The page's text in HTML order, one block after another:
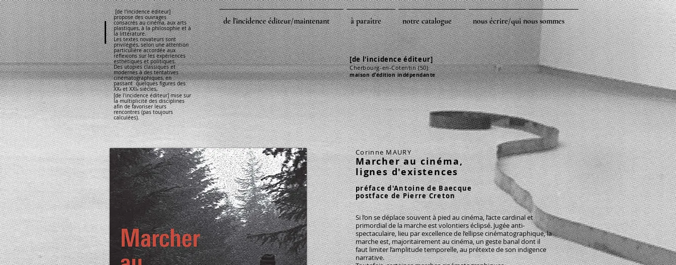
[de l'incidence éditeur]
propose des ouvrages
consacrés au cinéma, aux arts
plastiques, à la philosophie et à
la littérature.
Les textes novateurs sont
privilégiés, selon une attention
particulière accordée aux
réflexions sur les expériences
esthétiques et politiques.
Des utopies classiques et
modernes à des tentatives
cinématographiques, en
passant quelques figures des
XXeet XXIesiècles,
[de l'incidence éditeur] mise sur
la multiplicité des disciplines
afin de favoriser leurs
rencontres (pas toujours
calculées).
de l'incidence éditeur/maintenant à paraître notre catalogue nous écrire/qui nous sommes
[de l'incidence éditeur]
Cherbourg-en-Cotentin(50)
maison d'édition indépendante
Corinne MAURY
Marcher au cinéma,
lignes d'existences
préface d'Antoine de Baecque
postface de Pierre Creton
Si l’on se déplace souvent à pied au cinéma, l’acte cardinal et
primordial de la marche est volontiers éclipsé. Jugée anti-
spectaculaire, lieu par excellence de l’ellipse cinématographique, la
marche est, majoritairement au cinéma, un geste banal dont il
faut limiter l’amplitude temporelle, au prétexte de son indigence
narrative.